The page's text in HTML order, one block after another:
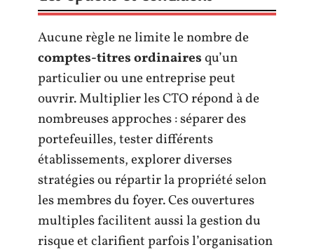
Aucune règle ne limite le nombre de
comptes-titres ordinairesqu’un
particulier ou une entreprise peut
ouvrir. Multiplier les CTO répond à de
nombreuses approches : séparer des
portefeuilles, tester différents
établissements, explorer diverses
stratégies ou répartir la propriété selon
les membres du foyer. Ces ouvertures
multiples facilitent aussi la gestion du
risque et clarifient parfois l’organisation